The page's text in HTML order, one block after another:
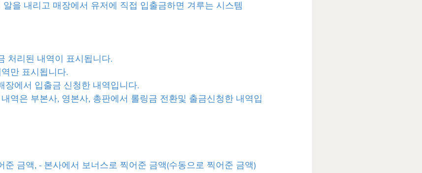
을 내리고 매장에서 유저에 직접 입출금하면 겨루는 시스템
처리된 내역이 표시됩니다.
만 표시됩니다.
장에서 입출금 신청한 내역입니다.
역은 부본사, 영본사, 총판에서 롤링금 전환및 출금신청한 내역입
준 금액, - 본사에서 보너스로 찍어준 금액(수동으로 찍어준 금액)